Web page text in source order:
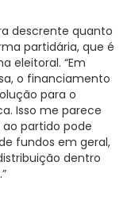
descrente quanto
partidária, que é
eleitoral. “Em
o financiamento
para o
Isso me parece
partido pode
fundos em geral,
dentro